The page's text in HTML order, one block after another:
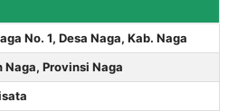
No. 1, Desa Naga, Kab. Naga
Naga, Provinsi Naga